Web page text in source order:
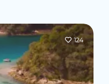
124